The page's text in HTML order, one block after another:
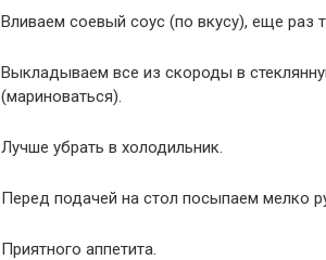
Вливаем соевый соус (по вкусу), еще раз
Выкладываем все из скороды в
(мариноваться).
Лучше убрать в холодильник.
Перед подачей на стол посыпаем мелко
Приятного аппетита.